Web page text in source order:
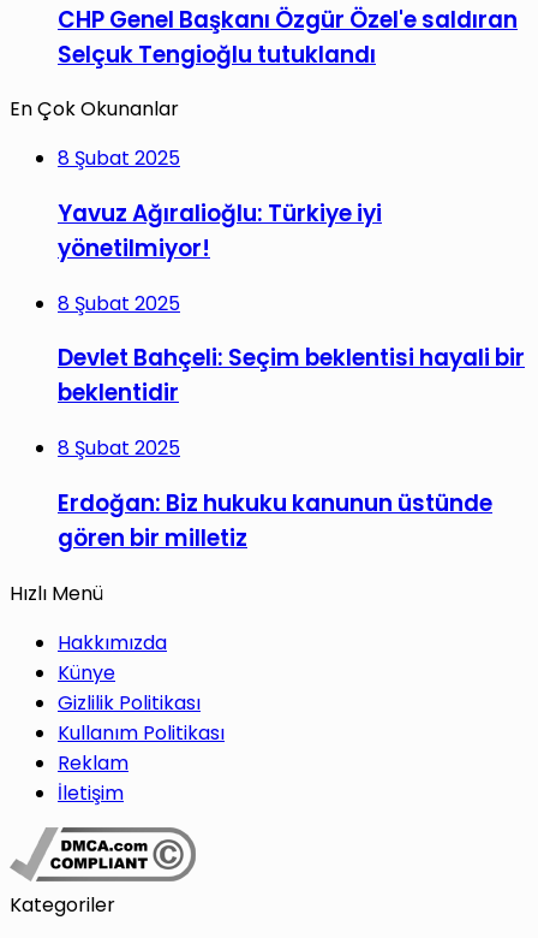
CHP Genel Başkanı Özgür Özel'e saldıran
Selçuk Tengioğlu tutuklandı
En Çok Okunanlar
8 Şubat 2025
Yavuz Ağıralioğlu: Türkiye iyi
yönetilmiyor!
8 Şubat 2025
Devlet Bahçeli: Seçim beklentisi hayali bir
beklentidir
8 Şubat 2025
Erdoğan: Biz hukuku kanunun üstünde
gören bir milletiz
Hızlı Menü
Hakkımızda
Künye
Gizlilik Politikası
Kullanım Politikası
Reklam
İletişim
Kategoriler